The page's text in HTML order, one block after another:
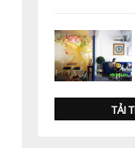
TẢI